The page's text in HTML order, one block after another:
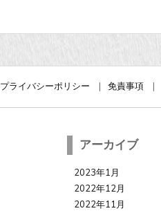
プライバシーポリシー 免責事項
アーカイブ
2023年1月
2022年12月
2022年11月